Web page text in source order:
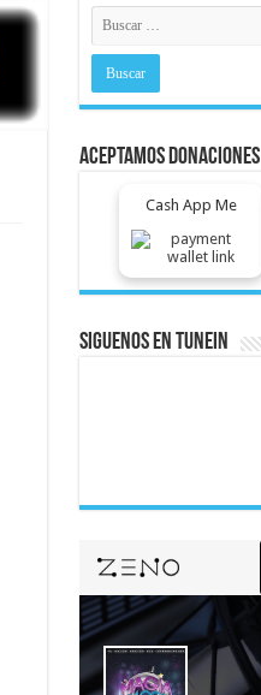
Aceptamos Donaciones
Cash App Me
Siguenos En Tunein